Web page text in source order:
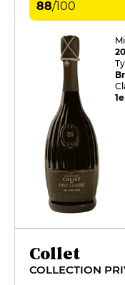
88/100
Collet
COLLECTION